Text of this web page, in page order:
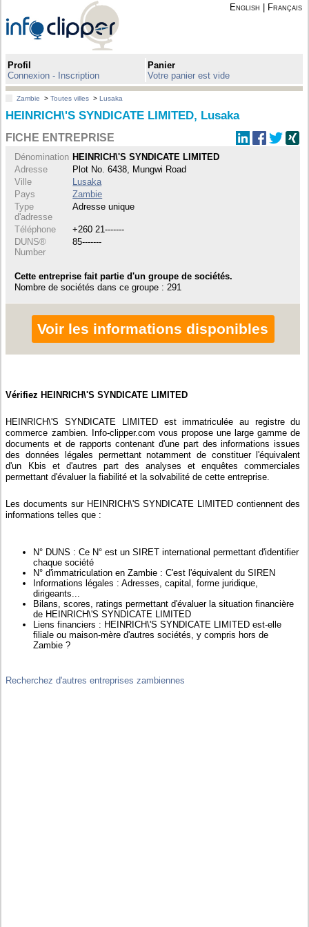
English Français
Profil
Connexion - Inscription
Panier
Votre panier est vide
Zambie >Toutes villes >Lusaka
HEINRICH\'S SYNDICATE LIMITED, Lusaka
FICHE ENTREPRISE
Dénomination HEINRICH\'S SYNDICATE LIMITED
Adresse
Plot No. 6438, Mungwi Road
Ville
Lusaka
Pays
Zambie
Type
d'adresse
Adresse unique
Téléphone
+260 21-------
DUNS®
Number
85-------
Cette entreprise fait partie d'un groupe de sociétés.
Nombre de sociétés dans ce groupe : 291
Voir les informations disponibles
Vérifiez HEINRICH\'S SYNDICATE LIMITED
HEINRICH\'S SYNDICATE LIMITED est immatriculée au registre du
commerce zambien. Info-clipper.com vous propose une large gamme de
documents et de rapports contenant d'une part des informations issues
des données légales permettant notamment de constituer l'équivalent
d'un Kbis et d'autres part des analyses et enquêtes commerciales
permettant d'évaluer la fiabilité et la solvabilité de cette entreprise.
Les documents sur HEINRICH\'S SYNDICATE LIMITED contiennent des
informations telles que :
N° DUNS : Ce N° est un SIRET international permettant d'identifier
chaque société
N° d'immatriculation en Zambie : C'est l'équivalent du SIREN
Informations légales : Adresses, capital, forme juridique,
dirigeants...
Bilans, scores, ratings permettant d'évaluer la situation financière
de HEINRICH\'S SYNDICATE LIMITED
Liens financiers : HEINRICH\'S SYNDICATE LIMITED est-elle
filiale ou maison-mère d'autres sociétés, y compris hors de
Zambie ?
Recherchez d'autres entreprises zambiennes